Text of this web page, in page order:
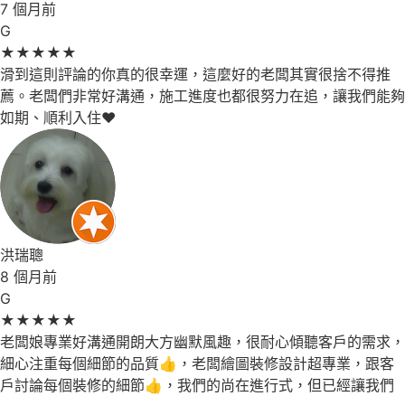
7 個月前
G
★ ★ ★ ★ ★
滑到這則評論的你真的很幸運，這麼好的老闆其實很捨不得推
薦。老闆們非常好溝通，施工進度也都很努力在追，讓我們能夠
如期、順利入住❤️
洪瑞聰
8 個月前
G
★ ★ ★ ★ ★
老闆娘專業好溝通開朗大方幽默風趣，很耐心傾聽客戶的需求，
細心注重每個細節的品質👍，老闆繪圖裝修設計超專業，跟客
戶討論每個裝修的細節👍，我們的尚在進行式，但已經讓我們